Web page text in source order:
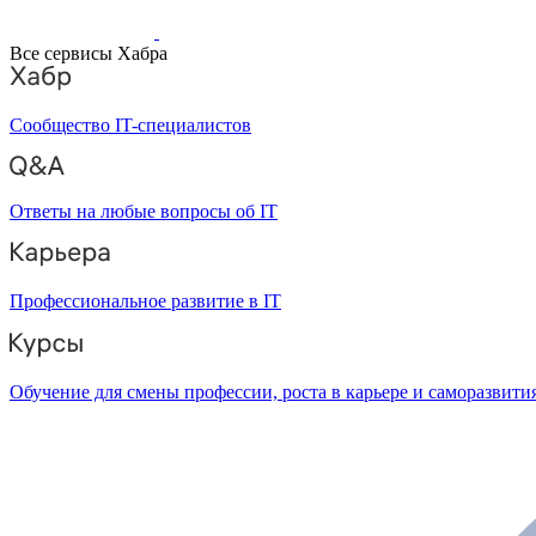
Все сервисы Хабра
Сообщество IT-специалистов
Ответы на любые вопросы об IT
Профессиональное развитие в IT
Обучение для смены профессии, роста в карьере и